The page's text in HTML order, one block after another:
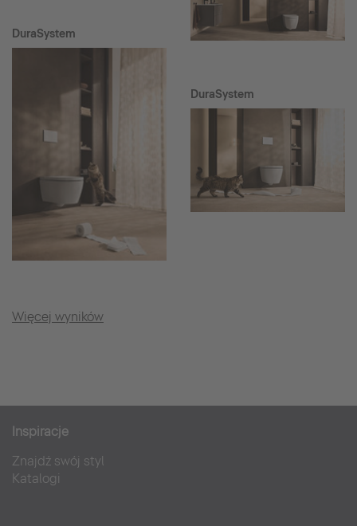
DuraSystem
DuraSystem
Więcej wyników
Inspiracje
Znajdź swój styl
Katalogi